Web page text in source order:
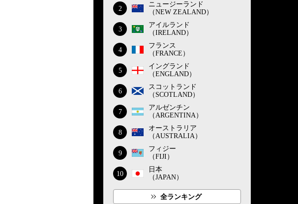
2
ニュージーランド
（NEW ZEALAND）
3
アイルランド
（IRELAND）
4
フランス
（FRANCE）
5
イングランド
（ENGLAND）
6
スコットランド
（SCOTLAND）
7
アルゼンチン
（ARGENTINA）
8
オーストラリア
（AUSTRALIA）
9
フィジー
（FIJI）
10
日本
（JAPAN）
全ランキング